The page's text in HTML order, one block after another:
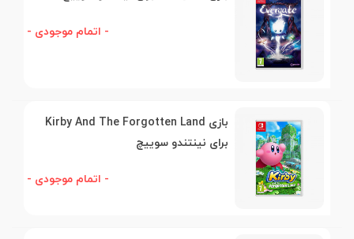
- اتمام موجودی -
بازی Kirby And The Forgotten Land
برای نینتندو سوییچ
- اتمام موجودی -